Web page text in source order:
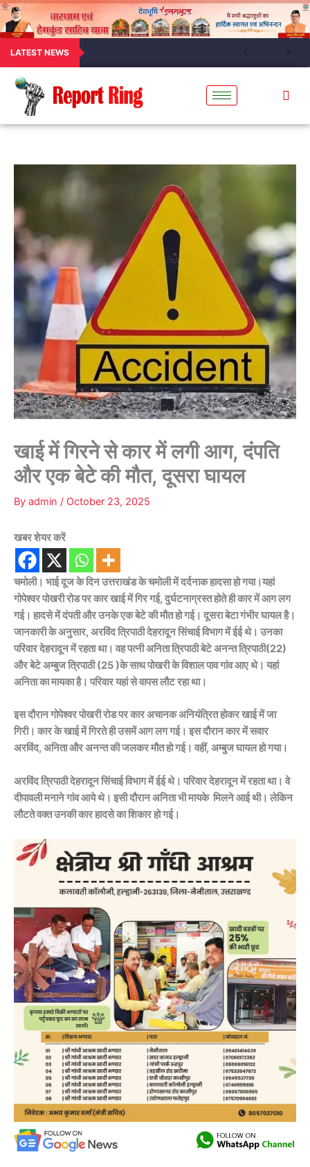
LATEST NEWS
खाई में गिरने से कार में लगी आग, दंपति
और एक बेटे की मौत, दूसरा घायल
By admin / October 23, 2025
खबर शेयर करें
चमोली। भाई दूज के दिन उत्तराखंड के चमोली में दर्दनाक हादसा हो गया।यहां
गोपेश्वर पोखरी रोड पर कार खाई में गिर गई, दुर्घटनाग्रस्त होते ही कार में आग लग
गई। हादसे में दंपती और उनके एक बेटे की मौत हो गई। दूसरा बेटा गंभीर घायल है।
जानकारी के अनुसार, अरविंद त्रिपाठी देहरादून सिंचाई विभाग में ईई थे। उनका
परिवार देहरादून में रहता था। वह पत्नी अनिता त्रिपाठी बेटे अनन्त त्रिपाठी(22)
और बेटे अम्बुज त्रिपाठी (25 )के साथ पोखरी के विशाल पाव गांव आए थे। यहां
अनिता का मायका है। परिवार यहां से वापस लौट रहा था।
इस दौरान गोपेश्वर पोखरी रोड पर कार अचानक अनियंत्रित होकर खाई में जा
गिरी। कार के खाई में गिरते ही उसमें आग लग गई। इस दौरान कार में सवार
अरविंद, अनिता और अनन्त की जलकर मौत हो गई। वहीं, अम्बुज घायल हो गया।
अरविंद त्रिपाठी देहरादून सिंचाई विभाग में ईई थे। परिवार देहरादून में रहता था। वे
दीपावली मनाने गांव आये थे। इसी दौरान अनिता भी मायके मिलने आई थी। लेकिन
लौटते वक्त उनकी कार हादसे का शिकार हो गई।